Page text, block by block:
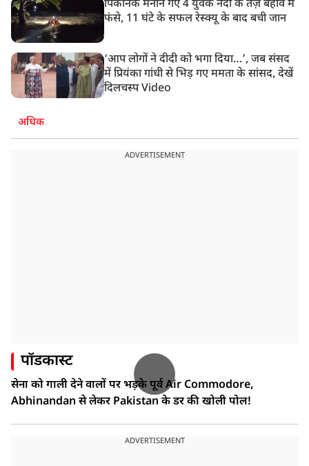
पिकनिक मनाने गए 4 युवक नदी के तेज़ बहाव में
फंसे, 11 घंटे के सफल रेस्क्यू के बाद बची जान
‘आप लोगों ने दीदी को भगा दिया…’, जब संसद
में प्रियंका गांधी से भिड़ गए ममता के सांसद, देखें
दिलचस्प Video
अधिक
ADVERTISEMENT
पॉडकास्ट
सेना को गाली देने वालों पर भड़के पूर्व Air Commodore,
Abhinandan से लेकर Pakistan के डर की खोली पोल!
ADVERTISEMENT